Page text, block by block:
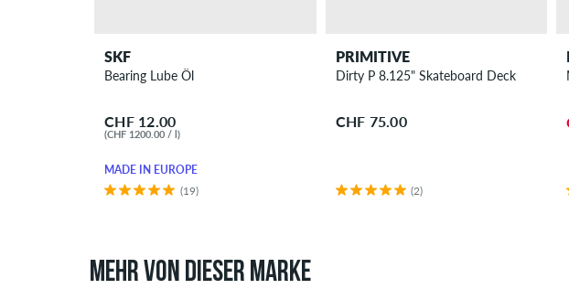
SKF
Bearing Lube Öl
CHF 12.00
(CHF 1200.00 / l)
MADE IN EUROPE
(19)
PRIMITIVE
Dirty P 8.125" Skateboard Deck
CHF 75.00
(2)
MEHR VON DIESER MARKE